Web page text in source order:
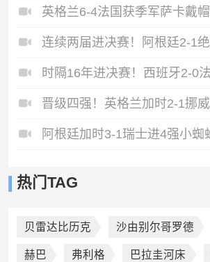
热门TAG
贝雷达比历克 沙由别尔哥罗德
赫巴 弗利格 巴拉圭河床